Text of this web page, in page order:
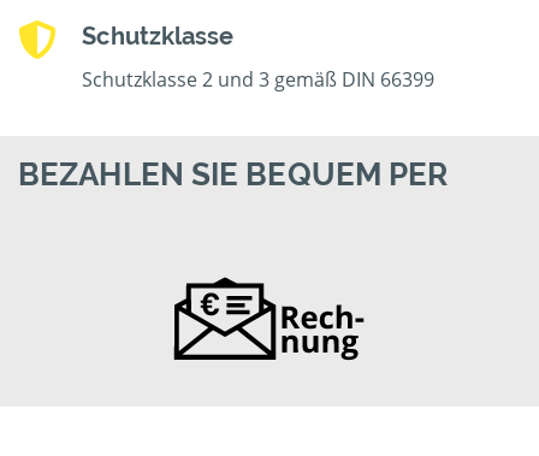
Schutzklasse
Schutzklasse 2 und 3 gemäß DIN 66399
BEZAHLEN SIE BEQUEM PER